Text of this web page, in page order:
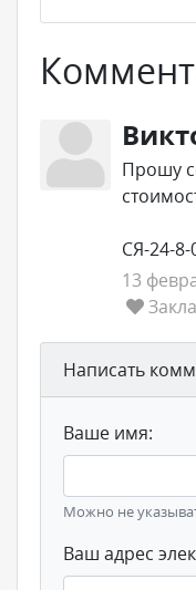
Прошу
СЯ-24-
13
Написать
Ваше имя:
Можно не
Ваш адрес